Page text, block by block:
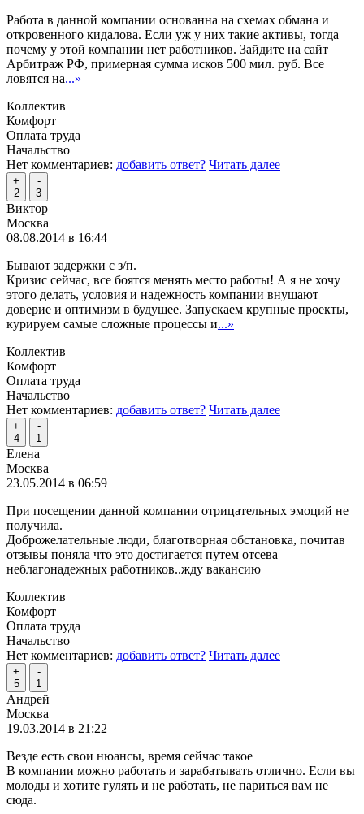
Работа в данной компании основанна на схемах обмана и
откровенного кидалова. Если уж у них такие активы, тогда
почему у этой компании нет работников. Зайдите на сайт
Арбитраж РФ, примерная сумма исков 500 мил. руб. Все
ловятся на...»
Коллектив
Комфорт
Оплата труда
Начальство
Нет комментариев: добавить ответ? Читать далее
+
2
-
3
Виктор
Москва
08.08.2014 в 16:44
Бывают задержки с з/п.
Кризис сейчас, все боятся менять место работы! А я не хочу
этого делать, условия и надежность компании внушают
доверие и оптимизм в будущее. Запускаем крупные проекты,
курируем самые сложные процессы и...»
Коллектив
Комфорт
Оплата труда
Начальство
Нет комментариев: добавить ответ? Читать далее
+
4
-
1
Елена
Москва
23.05.2014 в 06:59
При посещении данной компании отрицательных эмоций не
получила.
Доброжелательные люди, благотворная обстановка, почитав
отзывы поняла что это достигается путем отсева
неблагонадежных работников..жду вакансию
Коллектив
Комфорт
Оплата труда
Начальство
Нет комментариев: добавить ответ? Читать далее
+
5
-
1
Андрей
Москва
19.03.2014 в 21:22
Везде есть свои нюансы, время сейчас такое
В компании можно работать и зарабатывать отлично. Если вы
молоды и хотите гулять и не работать, не париться вам не
сюда.